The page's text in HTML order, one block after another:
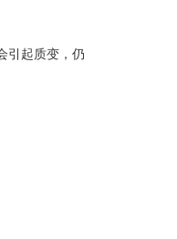
引起质变，仍